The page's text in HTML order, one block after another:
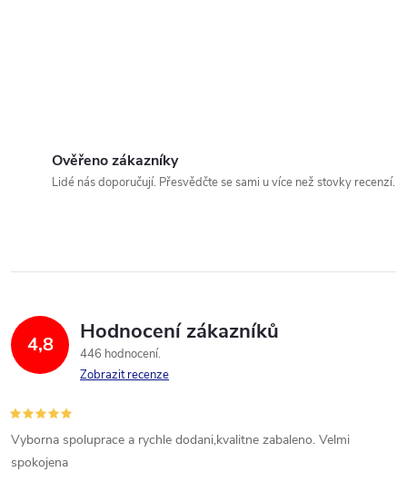
Ověřeno zákazníky
Lidé nás doporučují. Přesvědčte se sami u více než stovky recenzí.
4,8 Hodnocení zákazníků
446 hodnocení
Zobrazit recenze
Vyborna spoluprace a rychle dodani,kvalitne zabaleno. Velmi
spokojena